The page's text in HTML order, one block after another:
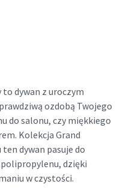
to dywan z uroczym
ozdobą Twojego
do salonu, czy miękkiego
Kolekcja Grand
dywan pasuje do
polipropylenu, dzięki
w czystości.